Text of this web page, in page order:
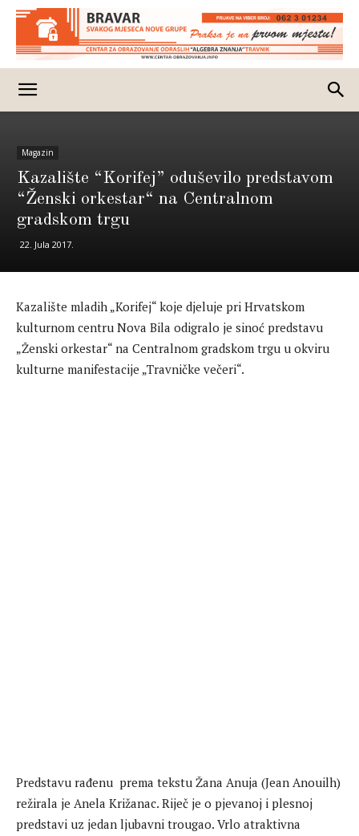
Magazin
Kazalište “Korifej” oduševilo predstavom
“Ženski orkestar“ na Centralnom
gradskom trgu
22. Jula 2017.
Kazalište mladih „Korifej“ koje djeluje pri Hrvatskom
kulturnom centru Nova Bila odigralo je sinoć predstavu
„Ženski orkestar“ na Centralnom gradskom trgu u okviru
kulturne manifestacije „Travničke večeri“.
Predstavu rađenu prema tekstu Žana Anuja (Jean Anouilh)
režirala je Anela Križanac. Riječ je o pjevanoj i plesnoj
predstavi uz jedan ljubavni trougao. Vrlo atraktivna